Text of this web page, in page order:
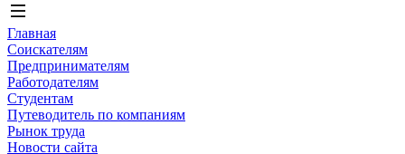
Главная
Соискателям
Предпринимателям
Работодателям
Студентам
Путеводитель по компаниям
Рынок труда
Новости сайта